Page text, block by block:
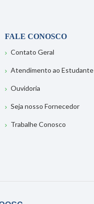
FALE CONOSCO
Contato Geral
Atendimento ao Estudante
Ouvidoria
Seja nosso Fornecedor
Trabalhe Conosco